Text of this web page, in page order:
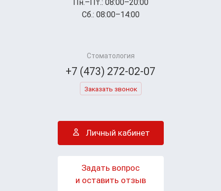
Пн.–Пт.: 08:00–20:00
Сб.: 08:00–14:00
Стоматология
+7 (473) 272-02-07
Заказать звонок
Личный кабинет
Задать вопрос
и оставить отзыв